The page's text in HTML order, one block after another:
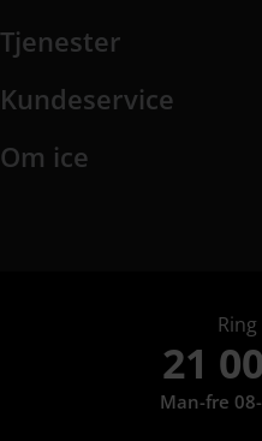
Tjenester
Kundeservice
Om ice
21
Man-fre